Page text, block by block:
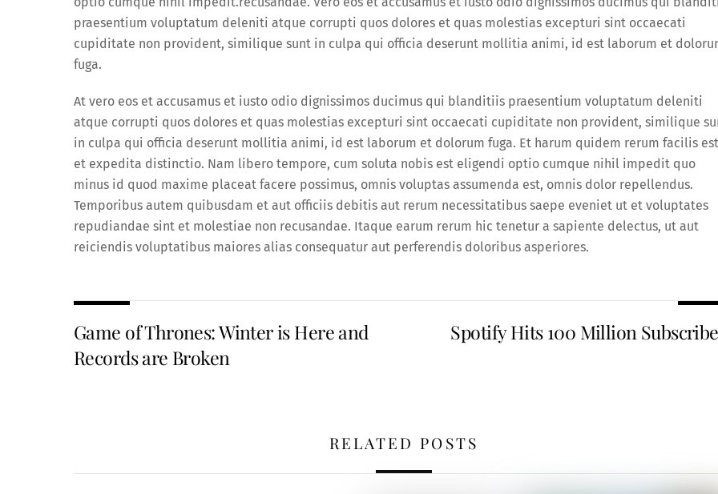
praesentium voluptatum deleniti atque corrupti quos dolores et quas molestias excepturi sint occaecati
cupiditate non provident, similique sunt in culpa qui officia deserunt mollitia animi, id est laborum et
fuga.
At vero eos et accusamus et iusto odio dignissimos ducimus qui blanditiis praesentium voluptatum deleniti
atque corrupti quos dolores et quas molestias excepturi sint occaecati cupiditate non provident, similique
in culpa qui officia deserunt mollitia animi, id est laborum et dolorum fuga. Et harum quidem rerum facilis est
et expedita distinctio. Nam libero tempore, cum soluta nobis est eligendi optio cumque nihil impedit quo
minus id quod maxime placeat facere possimus, omnis voluptas assumenda est, omnis dolor repellendus.
Temporibus autem quibusdam et aut officiis debitis aut rerum necessitatibus saepe eveniet ut et voluptates
repudiandae sint et molestiae non recusandae. Itaque earum rerum hic tenetur a sapiente delectus, ut aut
reiciendis voluptatibus maiores alias consequatur aut perferendis doloribus asperiores.
Game of Thrones: Winter is Here and
Records are Broken
Spotify Hits 100 Million
RELATED POSTS